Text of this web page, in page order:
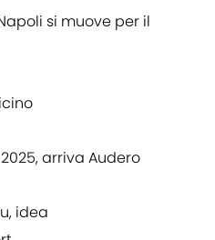
si muove per il
arriva Audero
idea